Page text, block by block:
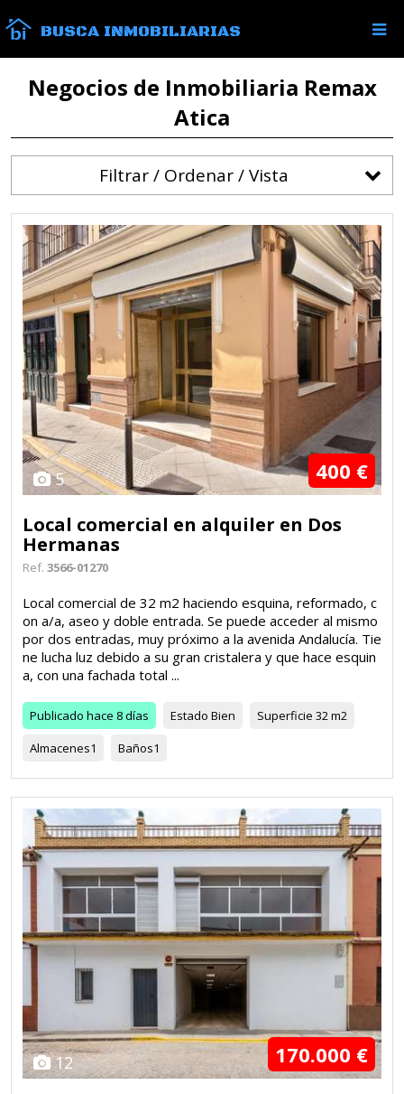
BUSCA INMOBILIARIAS
Negocios de Inmobiliaria Remax
Atica
Filtrar / Ordenar / Vista
5 400 €
Local comercial en alquiler en Dos
Hermanas
Ref. 3566-01270
Local comercial de 32 m2 haciendo esquina, reformado, c
on a/a, aseo y doble entrada. Se puede acceder al mismo
por dos entradas, muy próximo a la avenida Andalucía. Tie
ne lucha luz debido a su gran cristalera y que hace esquin
a, con una fachada total ...
Publicado hace 8 días Estado Bien Superficie 32 m2
Almacenes1 Baños1
12 170.000 €